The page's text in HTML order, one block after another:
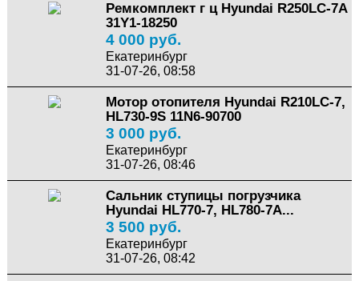
Ремкомплект г ц Hyundai R250LC-7A
31Y1-18250
4 000 руб.
Екатеринбург
31-07-26, 08:58
Мотор отопителя Hyundai R210LC-7,
HL730-9S 11N6-90700
3 000 руб.
Екатеринбург
31-07-26, 08:46
Сальник ступицы погрузчика
Hyundai HL770-7, HL780-7A...
3 500 руб.
Екатеринбург
31-07-26, 08:42